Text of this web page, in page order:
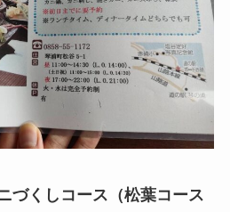
ニづくしコース（松葉コース